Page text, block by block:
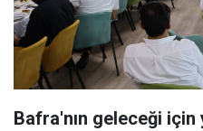
Bafra'nın geleceği için